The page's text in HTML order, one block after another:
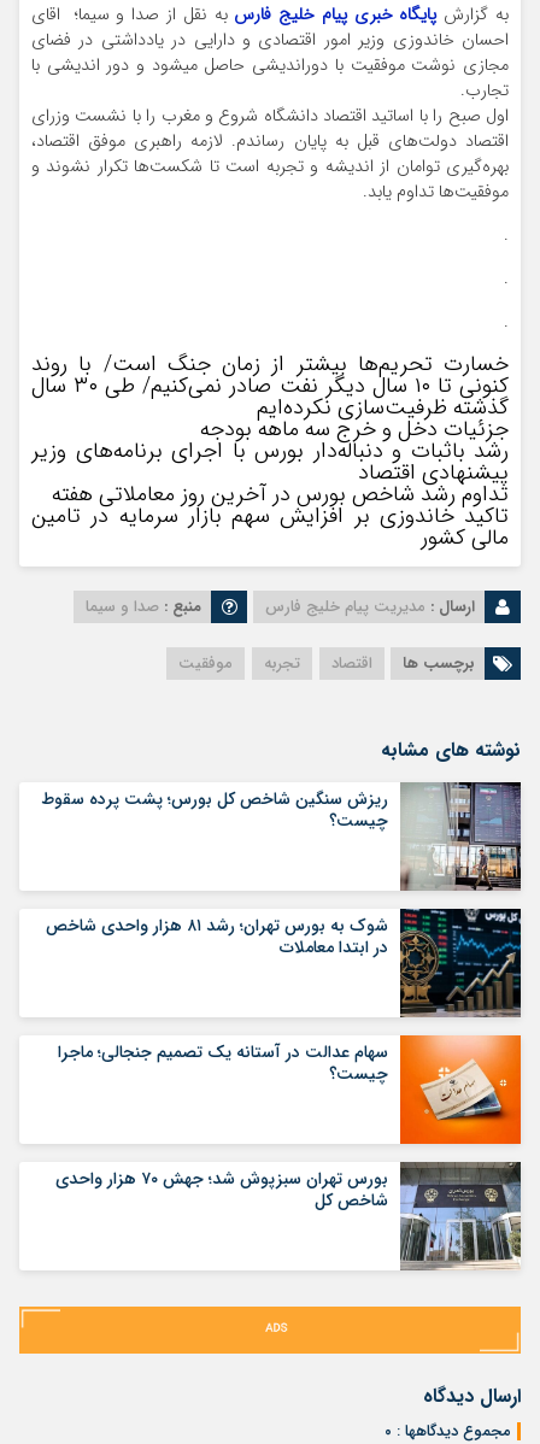
به گزارشپایگاه خبری پیام خلیج فارس به نقل از صدا و سیما؛ اقای
احسان خاندوزی وزیر امور اقتصادی و دارایی در یادداشتی در فضای
مجازی نوشت موفقیت با دوراندیشی حاصل میشود و دور اندیشی با
تجارب.
اول صبح را با اساتید اقتصاد دانشگاه شروع و مغرب را با نشست وزرای
اقتصاد دولت‌های قبل به پایان رساندم. لازمه راهبری موفق اقتصاد،
بهره‌گیری توامان از اندیشه و تجربه است تا شکست‌ها تکرار نشوند و
موفقیت‌ها تداوم یابد.
.
.
.
خسارت تحریم‌ها بیشتر از زمان جنگ است/ با روند
کنونی تا ۱۰ سال دیگر نفت صادر نمی‌کنیم/ طی ۳۰ سال
گذشته ظرفیت‌سازی نکرده‌ایم
جزئیات دخل و خرج سه ماهه بودجه
رشد باثبات و دنباله‌دار بورس با اجرای برنامه‌های وزیر
پیشنهادی اقتصاد
تداوم رشد شاخص بورس در آخرین روز معاملاتی هفته
تاکید خاندوزی بر افزایش سهم بازار سرمایه در تامین
مالی کشور
ارسال : مدیریت پیام خلیج فارس منبع : صدا و سیما
برچسب ها اقتصاد تجربه موفقیت
نوشته های مشابه
ریزش سنگین شاخص کل بورس؛ پشت پرده سقوط
چیست؟
شوک به بورس تهران؛ رشد ۸۱ هزار واحدی شاخص
در ابتدا معاملات
سهام عدالت در آستانه یک تصمیم جنجالی؛ ماجرا
چیست؟
بورس تهران سبزپوش شد؛ جهش ۷۰ هزار واحدی
شاخص کل
ارسال دیدگاه
مجموع دیدگاهها : ۰